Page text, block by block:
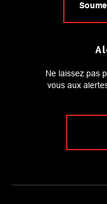
Ne laissez pas
vous aux